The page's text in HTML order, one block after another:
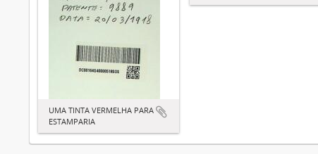
UMA TINTA VERMELHA PARA
ESTAMPARIA